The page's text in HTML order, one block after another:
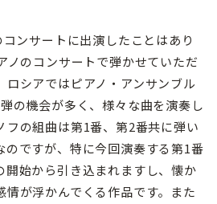
コンサートに出演したことはあり
ノのコンサートで弾かせていただ
ロシアではピアノ・アンサンブル
の機会が多く、様々な曲を演奏し
フの組曲は第1番、第2番共に弾い
のですが、特に今回演奏する第1番
開始から引き込まれますし、懐か
情が浮かんでくる作品です。また